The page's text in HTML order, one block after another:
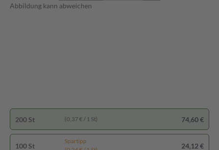
Abbildung kann abweichen
200 St (0,37 € / 1 St) 74,60 €
100 St
Spartipp
24,12 €